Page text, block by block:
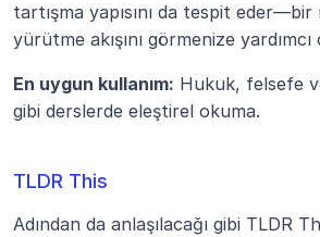
tartışma yapısını da tespit eder—bir
yürütme akışını görmenize yardımcı
En uygun kullanım: Hukuk, felsefe
gibi derslerde eleştirel okuma.
TLDR This
Adından da anlaşılacağı gibi TLDR